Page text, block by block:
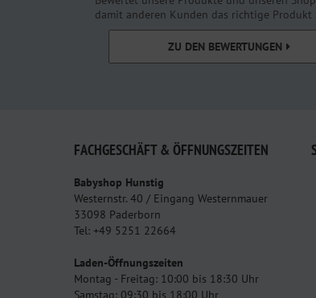
damit anderen Kunden das richtige Produkt
ZU DEN BEWERTUNGEN
FACHGESCHÄFT & ÖFFNUNGSZEITEN
Babyshop Hunstig
Westernstr. 40 / Eingang Westernmauer
33098 Paderborn
Tel: +49 5251 22664
Laden-Öffnungszeiten
Montag - Freitag: 10:00 bis 18:30 Uhr
Samstag: 09:30 bis 18:00 Uhr